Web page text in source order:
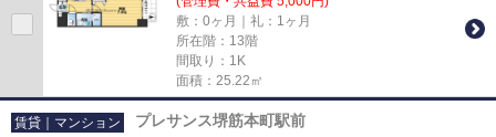
敷：0ヶ月｜礼：1ヶ月
所在階：13階
間取り：1K
面積：25.22㎡
賃貸｜マンション プレサンス堺筋本町駅前